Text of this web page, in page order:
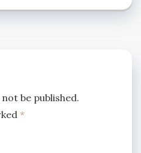
be published.
*